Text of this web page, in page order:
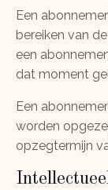
Een
bereiken van
een
dat moment
Een
worden
opzegtermijn